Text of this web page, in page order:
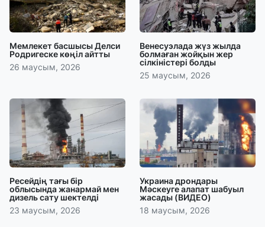
Мемлекет басшысы Делси
Родригеске көңіл айтты
26 маусым, 2026
Венесуэлада жүз жылда
болмаған жойқын жер
сілкіністері болды
25 маусым, 2026
Ресейдің тағы бір
облысында жанармай мен
дизель сату шектелді
23 маусым, 2026
Украина дрондары
Мәскеуге алапат шабуыл
жасады (ВИДЕО)
18 маусым, 2026